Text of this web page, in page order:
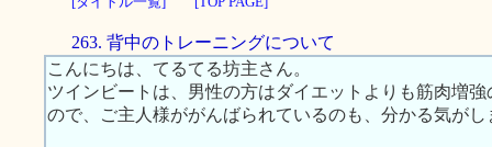
263. 背中のトレーニングについて
こんにちは、てるてる坊主さん。
ツインビートは、男性の方はダイエットよりも筋肉増
ので、ご主人様ががんばられているのも、分かる気が